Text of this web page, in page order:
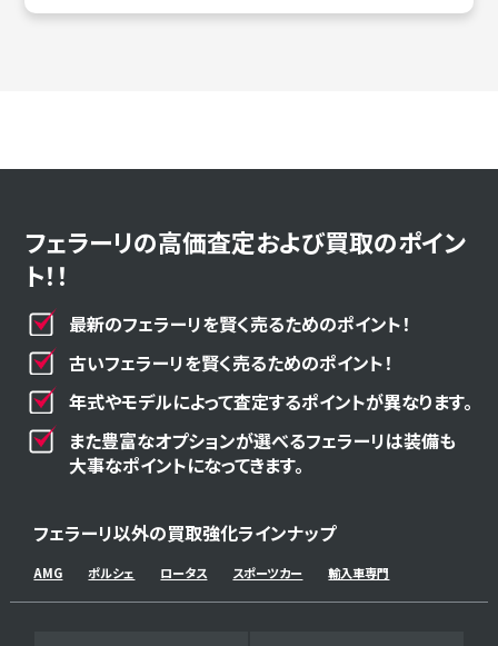
フェラーリの高価査定および買取のポイン
ト！！
最新のフェラーリを賢く売るためのポイント！
古いフェラーリを賢く売るためのポイント！
年式やモデルによって査定するポイントが異なります。
また豊富なオプションが選べるフェラーリは装備も
大事なポイントになってきます。
フェラーリ以外の買取強化ラインナップ
AMG ポルシェ ロータス スポーツカー 輸入車専門